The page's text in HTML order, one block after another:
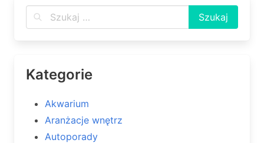
Kategorie
Akwarium
Aranżacje wnętrz
Autoporady